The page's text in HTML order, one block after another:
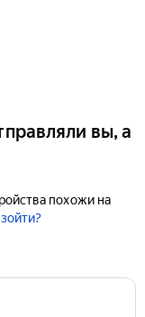
вы, а
похожи на